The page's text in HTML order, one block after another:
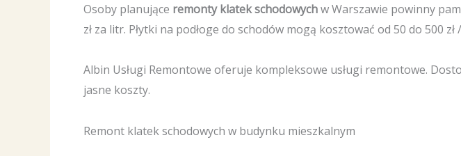
Osoby planujące remonty klatek schodowychw Warszawie powinny
zł za litr. Płytki na podłoge do schodów mogą kosztować od 50 do 500 zł
Albin Usługi Remontowe oferuje kompleksowe usługi remontowe.
jasne koszty.
Remont klatek schodowych w budynku mieszkalnym